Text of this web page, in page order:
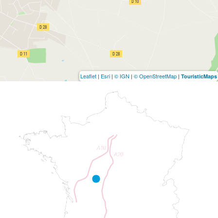
Leaflet | Esri | © IGN | © OpenStreetMap | TouristicMaps